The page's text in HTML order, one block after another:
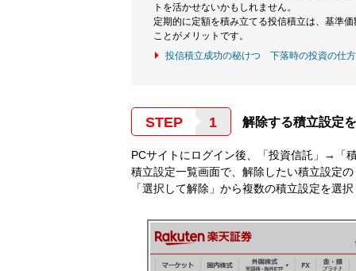
トを活かせないかもしれません。
定期的に定額を積み立てる投信積立は、基準
ことがメリットです。
投信積立成功の秘けつ 下落時の投資の仕方
STEP 解除する積立設定
PCサイトにログイン後、「投資信託」→「
積立設定一覧画面で、解除したい積立設定
「選択して解除」から複数の積立設定を選